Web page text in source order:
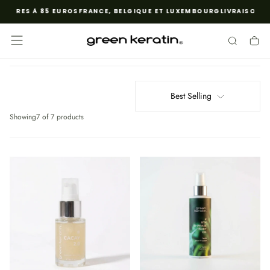
SKIP
CONTENT
À 85 EUROSFRANCE, BELGIQUE ET LUXEMBOURGLIVRAISON
Best Selling
Showing7 of 7 products